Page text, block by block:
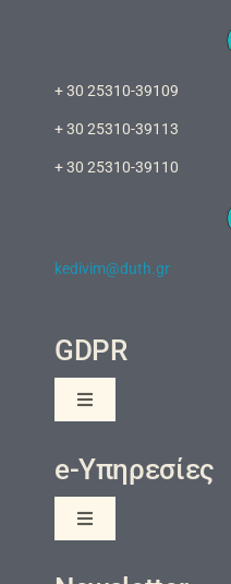
+ 30 25310-39109
+ 30 25310-39113
+ 30 25310-39110
kedivim@duth.gr
GDPR
Toggle
Προσωπικών Δεδομένων
Ενημέρωση Ιδιωτικότητας
e-Υπηρεσίες
Toggle
eClass